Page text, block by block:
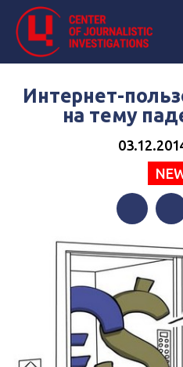
Интернет-
на тему